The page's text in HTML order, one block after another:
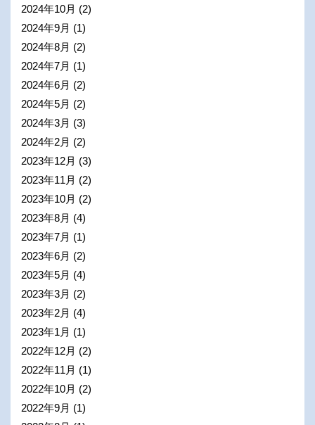
2024年10月 (2)
2024年9月 (1)
2024年8月 (2)
2024年7月 (1)
2024年6月 (2)
2024年5月 (2)
2024年3月 (3)
2024年2月 (2)
2023年12月 (3)
2023年11月 (2)
2023年10月 (2)
2023年8月 (4)
2023年7月 (1)
2023年6月 (2)
2023年5月 (4)
2023年3月 (2)
2023年2月 (4)
2023年1月 (1)
2022年12月 (2)
2022年11月 (1)
2022年10月 (2)
2022年9月 (1)